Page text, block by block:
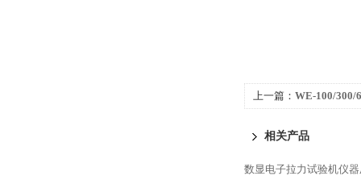
上一篇： WE-100/300/
相关产品
数显电子拉力试验机仪